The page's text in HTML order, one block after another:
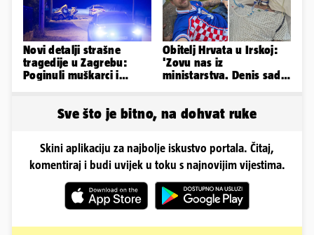
Novi detalji strašne
tragedije u Zagrebu:
Poginuli muškarci i
Obitelj Hrvata u Irskoj:
'Zovu nas iz
ministarstva. Denis sada
Sve što je bitno, na dohvat ruke
Skini aplikaciju za najbolje iskustvo portala. Čitaj,
komentiraj i budi uvijek u toku s najnovijim vijestima.